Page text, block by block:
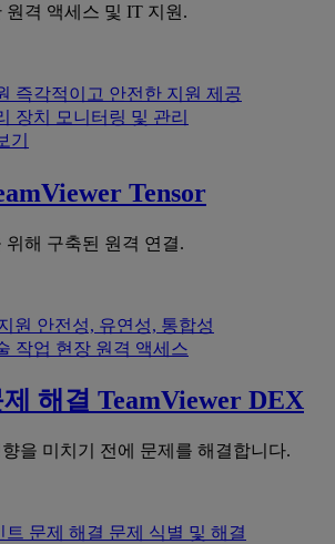
원격 액세스 및 IT 지원.
즉각적이고 안전한 지원 제공
장치 모니터링 및 관리
기
Tensor
위해 구축된 원격 연결.
원 안전성, 유연성, 통합성
작업 현장 원격 액세스
해결 TeamViewer DEX
을 미치기 전에 문제를 해결합니다.
트 문제 해결 문제 식별 및 해결